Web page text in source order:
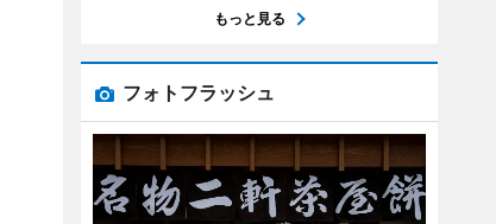
もっと見る
フォトフラッシュ